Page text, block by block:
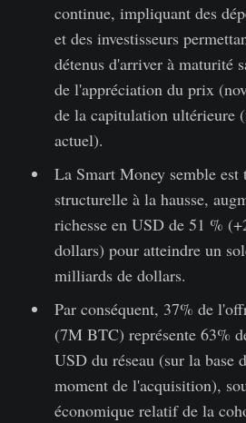
continue, impliquant des
et des investisseurs
détenus d'arriver à maturité
de l'appréciation du prix
de la capitulation ultérieure
actuel).
La Smart Money semble est
structurelle à la hausse,
richesse en USD de 51 %
dollars) pour atteindre un
milliards de dollars.
Par conséquent, 37% de
(7M BTC) représente 63%
USD du réseau (sur la base
moment de l'acquisition),
économique relatif de la